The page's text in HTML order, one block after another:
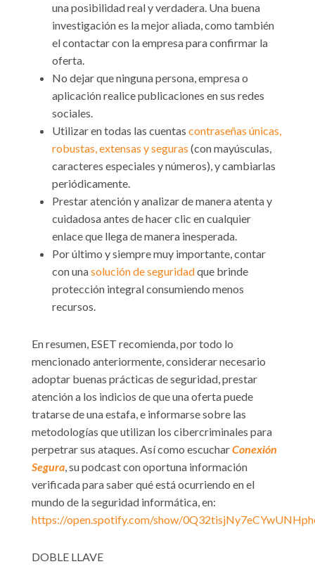
una posibilidad real y verdadera. Una buena
investigación es la mejor aliada, como también
el contactar con la empresa para confirmar la
oferta.
No dejar que ninguna persona, empresa o
aplicación realice publicaciones en sus redes
sociales.
Utilizar en todas las cuentas contraseñas únicas,
robustas, extensas y seguras (con mayúsculas,
caracteres especiales y números), y cambiarlas
periódicamente.
Prestar atención y analizar de manera atenta y
cuidadosa antes de hacer clic en cualquier
enlace que llega de manera inesperada.
Por último y siempre muy importante, contar
con unasolución de seguridadque brinde
protección integral consumiendo menos
recursos.
En resumen, ESET recomienda, por todo lo
mencionado anteriormente, considerar necesario
adoptar buenas prácticas de seguridad, prestar
atención a los indicios de que una oferta puede
tratarse de una estafa, e informarse sobre las
metodologías que utilizan los cibercriminales para
perpetrar sus ataques. Así como escucharConexión
Segura, su podcast con oportuna información
verificada para saber qué está ocurriendo en el
mundo de la seguridad informática, en:
https://open.spotify.com/show/
DOBLE LLAVE